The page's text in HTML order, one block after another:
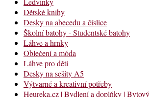
Dětské knihy
Desky na abecedu a číslice
Školní batohy - Studentské batohy
Láhve a hrnky
Oblečení a móda
Láhve pro děti
Desky na sešity A5
Výtvarné a kreativní potřeby
Heureka.cz | Bydlení a doplňky |